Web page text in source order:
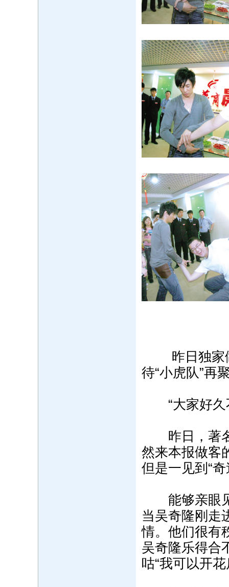
昨日独家做
待“小虎队”再
“大家好久
昨日，著名
然来本报做客
但是一见到“
能够亲眼见
当吴奇隆刚走
情。他们很有
吴奇隆乐得合
咕“我可以开